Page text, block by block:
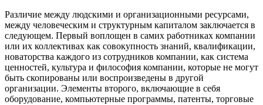
Различие между людскими и организационными ресурсами,
между человеческим и структурным капиталом заключается в
следующем. Первый воплощен в самих работниках компании
или их коллективах как совокупность знаний, квалификации,
новаторства каждого из сотрудников компании, как система
ценностей, культура и философия компании, которые не могут
быть скопированы или воспроизведены в другой
организации. Элементы второго, включающие в себя
оборудование, компьютерные программы, патенты, торговые